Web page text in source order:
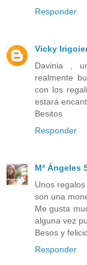
Responder
Vicky
Davinia ,
realmente
con los
estará
Besitos
Responder
Mª Ángeles
Unos
son una
Me gusta
alguna vez
Besos y
Responder